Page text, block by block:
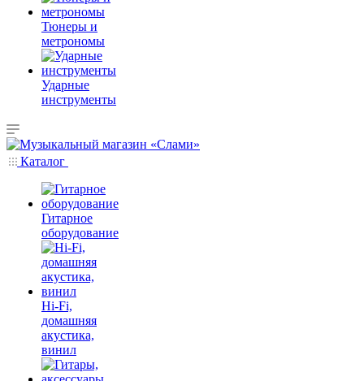
Тюнеры и
метрономы
Ударные
инструменты
Каталог
Гитарное
оборудование
Hi-Fi,
домашняя
акустика,
винил